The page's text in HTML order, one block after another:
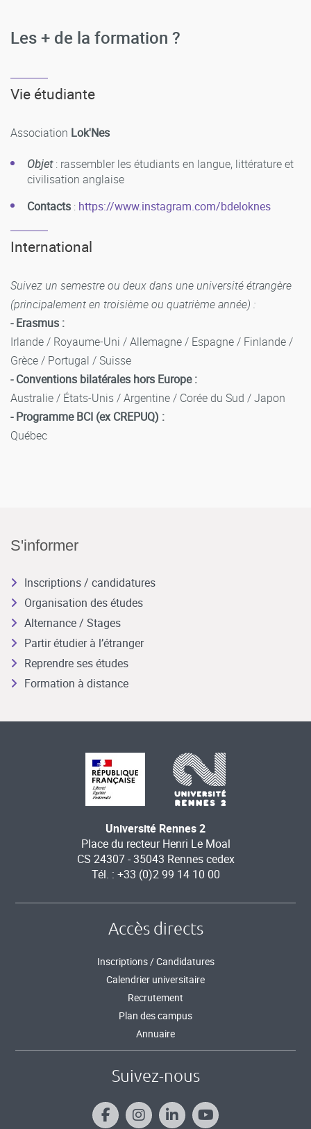
Les + de la formation ?
Vie étudiante
Association Lok'Nes
Objet: rassembler les étudiants en langue, littérature et
civilisation anglaise
Contacts : https://www.instagram.com/bdeloknes
International
Suivez un semestre ou deux dans une université étrangère
(principalement en troisième ou quatrième année) :
- Erasmus :
Irlande / Royaume-Uni / Allemagne / Espagne / Finlande /
Grèce / Portugal / Suisse
- Conventions bilatérales hors Europe :
Australie / États-Unis / Argentine / Corée du Sud / Japon
- Programme BCI (ex CREPUQ) :
Québec
S'informer
Inscriptions / candidatures
Organisation des études
Alternance / Stages
Partir étudier à l’étranger
Reprendre ses études
Formation à distance
Université Rennes 2
Place du recteur Henri Le Moal
CS 24307 - 35043 Rennes cedex
Tél. : +33 (0)2 99 14 10 00
Accès directs
Inscriptions / Candidatures
Calendrier universitaire
Recrutement
Plan des campus
Annuaire
Suivez-nous